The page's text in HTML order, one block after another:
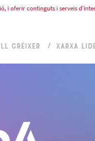
i oferir continguts i serveis
CRÉIXER XARXA